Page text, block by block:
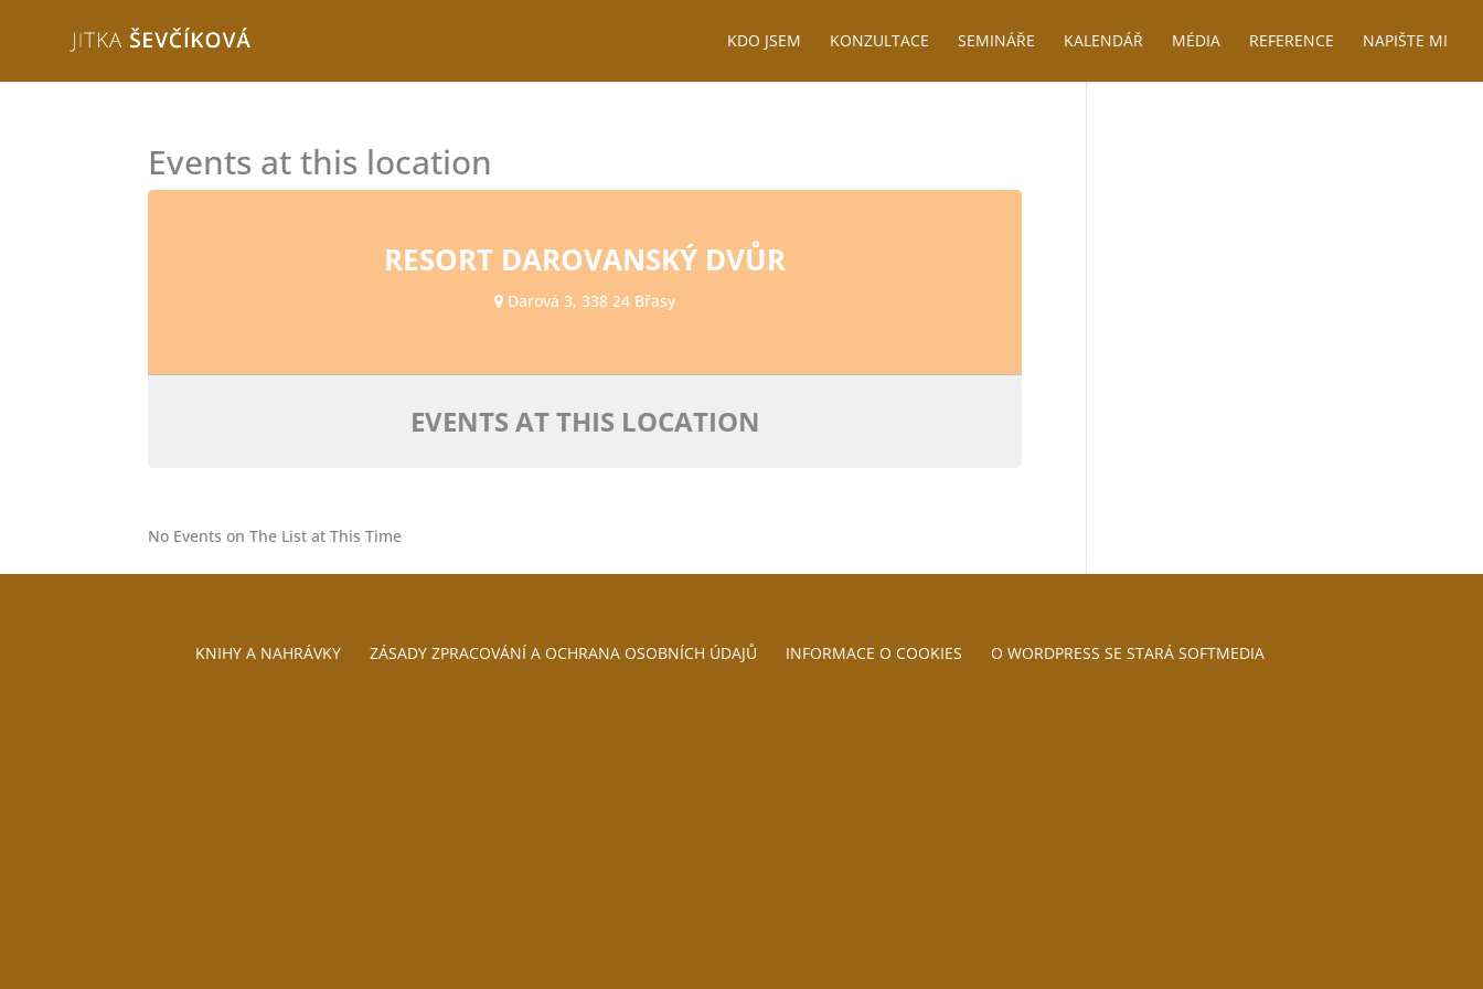
KDO JSEM KONZULTACE SEMINÁŘE KALENDÁŘ MÉDIA REFERENCE NAPIŠTE MI
Events at this location
RESORT DAROVANSKÝ DVŮR
Darová 3, 338 24 Břasy
EVENTS AT THIS LOCATION
No Events on The List at This Time
KNIHY A NAHRÁVKY ZÁSADY ZPRACOVÁNÍ A OCHRANA OSOBNÍCH ÚDAJŮ INFORMACE O COOKIES O WORDPRESS SE STARÁ SOFTMEDIA